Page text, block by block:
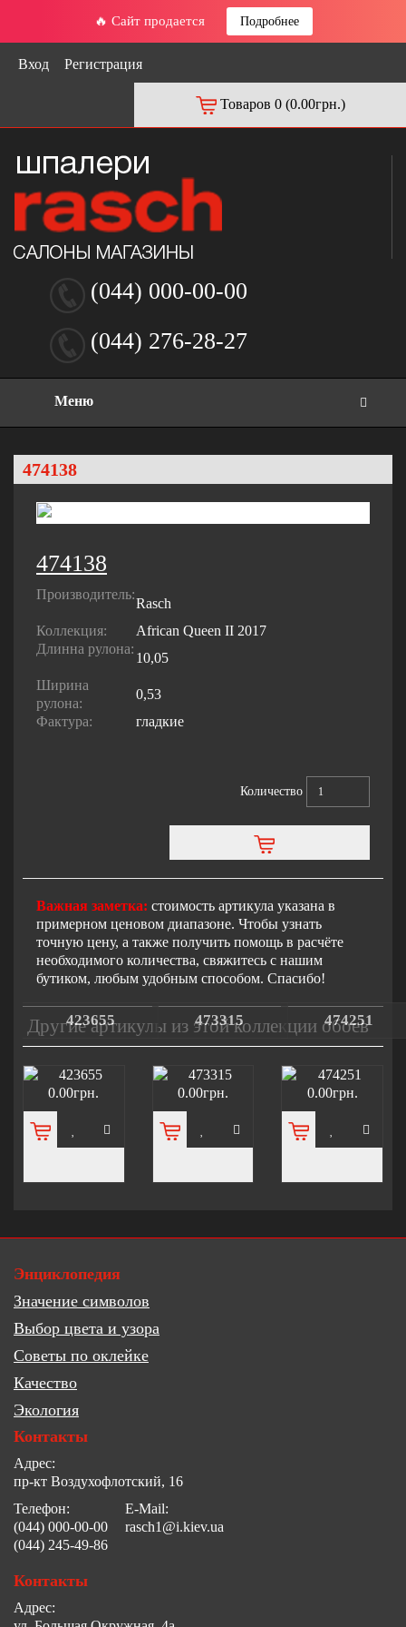
🔥 Сайт продается Подробнее
Вход Регистрация
Товаров 0 (0.00грн.)
(044) 000-00-00
(044) 276-28-27
Меню
474138
474138
Производитель:
Rasch
Коллекция:
African Queen II 2017
Длинна рулона:
10,05
Ширина
рулона:
0,53
Фактура:
гладкие
Количество
Важная заметка: стоимость артикула указана в
примерном ценовом диапазоне. Чтобы узнать
точную цену, а также получить помощь в расчёте
необходимого количества, свяжитесь с нашим
бутиком, любым удобным способом. Спасибо!
Другие артикулы из этой коллекции обоев
423655
0.00грн.
473315
0.00грн.
474251
0.00грн.
Энциклопедия
Значение символов
Выбор цвета и узора
Советы по оклейке
Качество
Экология
Контакты
Адрес:
пр-кт Воздухофлотский, 16
Телефон:
(044) 000-00-00
(044) 245-49-86
E-Mail:
rasch1@i.kiev.ua
Контакты
Адрес: